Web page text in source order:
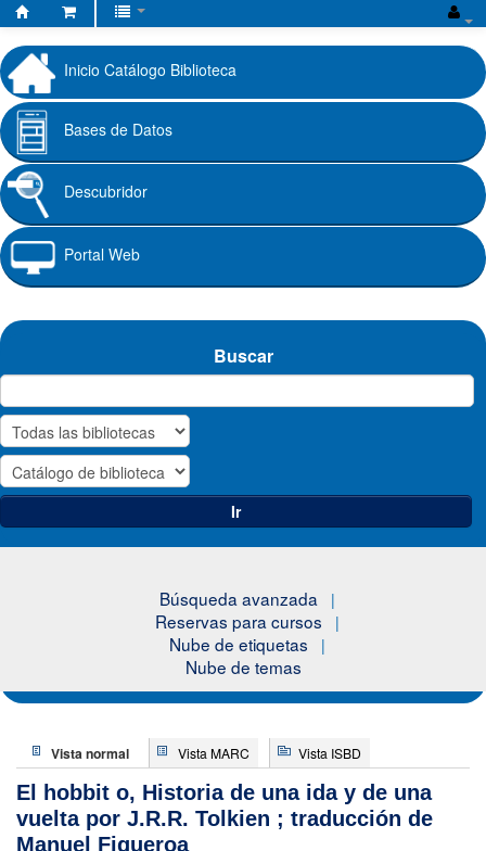
Fundación
Universitaria
Cafam
Inicio Catálogo Biblioteca
Bases de Datos
Descubridor
Portal Web
Buscar
Ir
Búsqueda avanzada
Reservas para cursos
Nube de etiquetas
Nube de temas
Vista normal Vista MARC Vista ISBD
El hobbit o, Historia de una ida y de una
vuelta por J.R.R. Tolkien ; traducción de
Manuel Figueroa